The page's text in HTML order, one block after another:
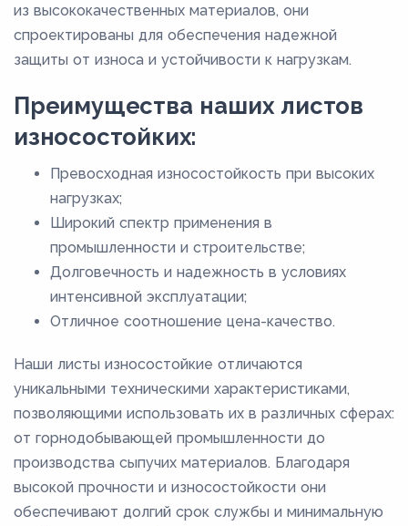
из высококачественных материалов, они
спроектированы для обеспечения надежной
защиты от износа и устойчивости к нагрузкам.
Преимущества наших листов
износостойких:
Превосходная износостойкость при высоких
нагрузках;
Широкий спектр применения в
промышленности и строительстве;
Долговечность и надежность в условиях
интенсивной эксплуатации;
Отличное соотношение цена-качество.
Наши листы износостойкие отличаются
уникальными техническими характеристиками,
позволяющими использовать их в различных сферах:
от горнодобывающей промышленности до
производства сыпучих материалов. Благодаря
высокой прочности и износостойкости они
обеспечивают долгий срок службы и минимальную